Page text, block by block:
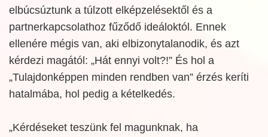
elbúcsúztunk a túlzott elképzelésektől és a
partnerkapcsolathoz fűződő ideáloktól. Ennek
ellenére mégis van, aki elbizonytalanodik, és azt
kérdezi magától: „Hát ennyi volt?!” És hol a
„Tulajdonképpen minden rendben van” érzés keríti
hatalmába, hol pedig a kételkedés.
„Kérdéseket teszünk fel magunknak, ha